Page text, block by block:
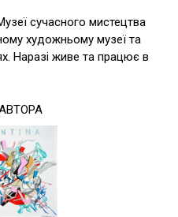
сучасного мистецтва
художньому музеї та
Наразі живе та працює в